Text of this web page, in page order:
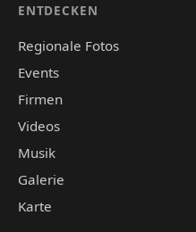
ENTDECKEN
Regionale Fotos
Events
Firmen
Videos
Musik
Galerie
Karte